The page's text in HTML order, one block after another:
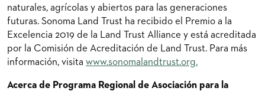
naturales, agrícolas y abiertos para las generaciones
futuras. Sonoma Land Trust ha recibido el Premio a la
Excelencia 2019 de la Land Trust Alliance y está acreditada
por la Comisión de Acreditación de Land Trust. Para más
información, visita www.sonomalandtrust.org.
Acerca de Programa Regional de Asociación para la